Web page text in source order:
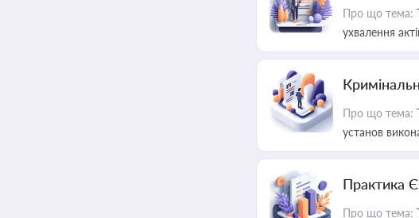
Про що тема:
ухвалення
Про що тема:
установ
Практика
Про що тема: